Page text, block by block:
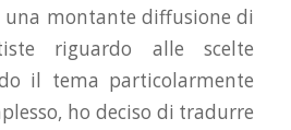
montante diffusione di
riguardo alle scelte
il tema particolarmente
ho deciso di tradurre